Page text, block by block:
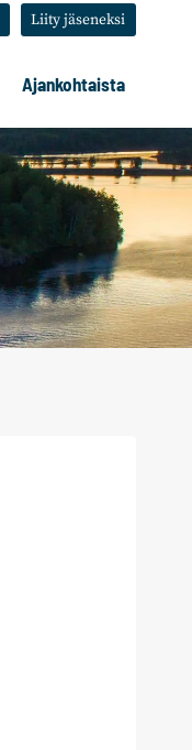
Liity jäseneksi
Ajankohtaista